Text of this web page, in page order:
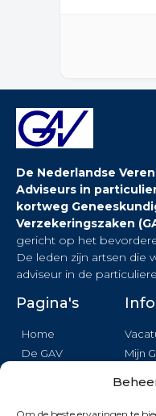
De Nederlandse
Adviseurs in
kortweg
Verzekeringszaken
gericht op het
De leden zijn artsen die
adviseur in de
Pagina's
Home
De GAV
Opleiding
Mijn